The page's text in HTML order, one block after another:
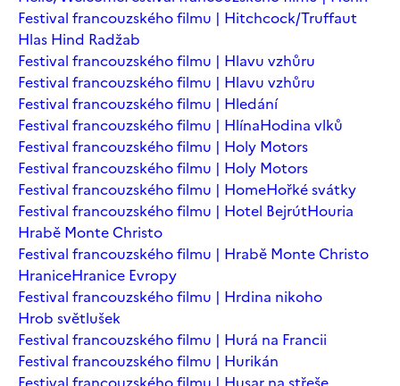
Festival francouzského filmu | Hitchcock/Truffaut
Hlas Hind Radžab
Festival francouzského filmu | Hlavu vzhůru
Festival francouzského filmu | Hlavu vzhůru
Festival francouzského filmu | Hledání
Festival francouzského filmu | HlínaHodina vlků
Festival francouzského filmu | Holy Motors
Festival francouzského filmu | Holy Motors
Festival francouzského filmu | HomeHořké svátky
Festival francouzského filmu | Hotel BejrútHouria
Hrabě Monte Christo
Festival francouzského filmu | Hrabě Monte Christo
HraniceHranice Evropy
Festival francouzského filmu | Hrdina nikoho
Hrob světlušek
Festival francouzského filmu | Hurá na Francii
Festival francouzského filmu | Hurikán